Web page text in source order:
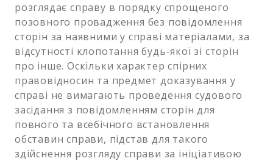
розглядає справу в порядку спрощеного
позовного провадження без повідомлення
сторін за наявними у справі матеріалами, за
відсутності клопотання будь-якої зі сторін
про інше. Оскільки характер спірних
правовідносин та предмет доказування у
справі не вимагають проведення судового
засідання з повідомленням сторін для
повного та всебічного встановлення
обставин справи, підстав для такого
здійснення розгляду справи за ініціативою